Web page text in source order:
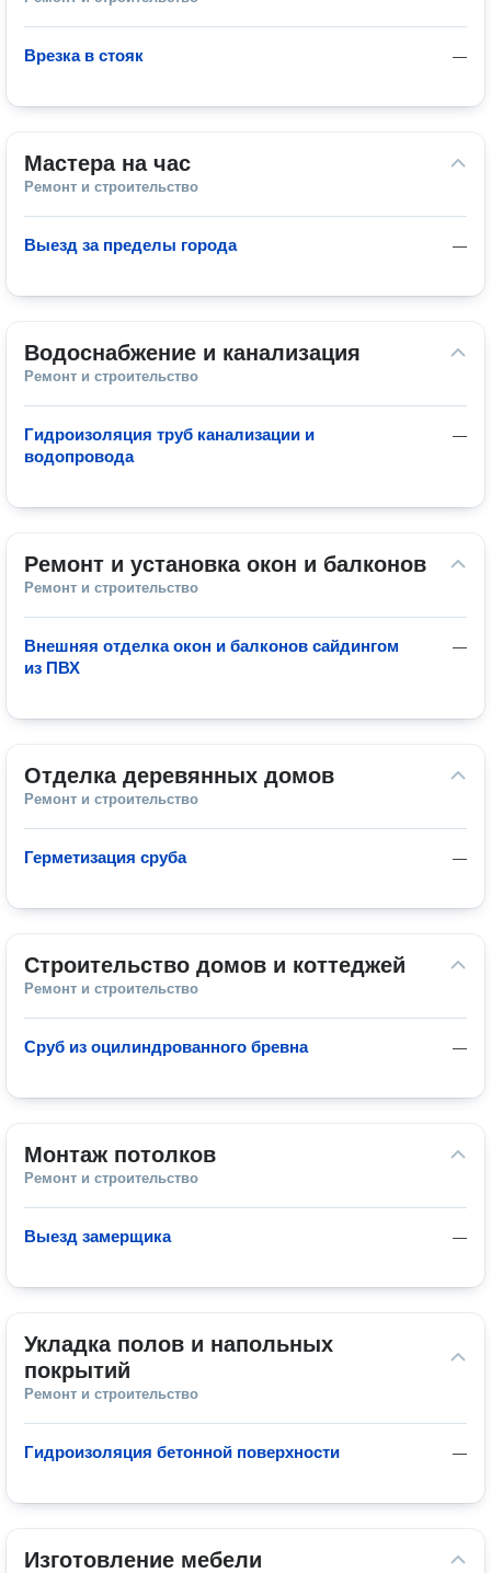
—
Врезка в стояк
Мастера на час
Ремонт и строительство
—
Выезд за пределы города
Водоснабжение и канализация
Ремонт и строительство
—
Гидроизоляция труб канализации и
водопровода
Ремонт и установка окон и балконов
Ремонт и строительство
—
Внешняя отделка окон и балконов сайдингом
из ПВХ
Отделка деревянных домов
Ремонт и строительство
—
Герметизация сруба
Строительство домов и коттеджей
Ремонт и строительство
—
Сруб из оцилиндрованного бревна
Монтаж потолков
Ремонт и строительство
—
Выезд замерщика
Укладка полов и напольных
покрытий
Ремонт и строительство
—
Гидроизоляция бетонной поверхности
Изготовление мебели